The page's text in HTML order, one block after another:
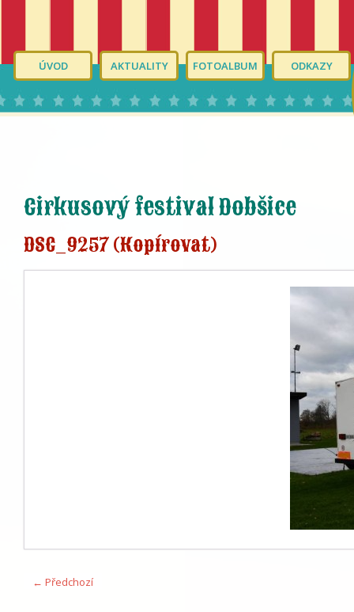
ÚVOD AKTUALITY FOTOALBUM ODKAZY
Cirkusový festival Dobšice
DSC_9257 (Kopírovat)
← Předchozí